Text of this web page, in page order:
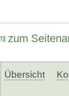
zum
Übersicht